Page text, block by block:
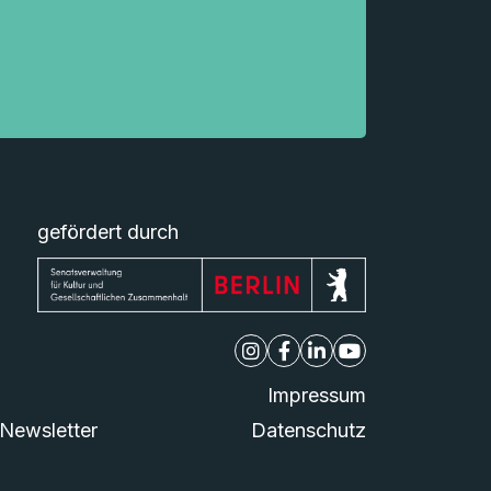
gefördert durch
Impressum
Newsletter
Datenschutz